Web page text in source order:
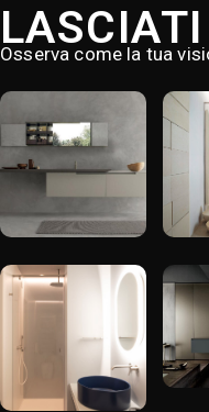
Osserva come la tua